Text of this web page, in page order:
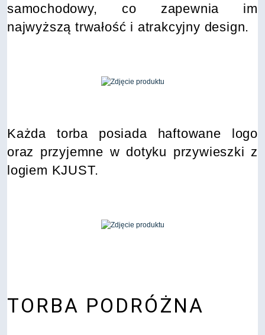
samochodowy, co zapewnia im
najwyższą trwałość i atrakcyjny design.
Każda torba posiada haftowane logo
oraz przyjemne w dotyku przywieszki z
logiem KJUST.
TORBA PODRÓŻNA